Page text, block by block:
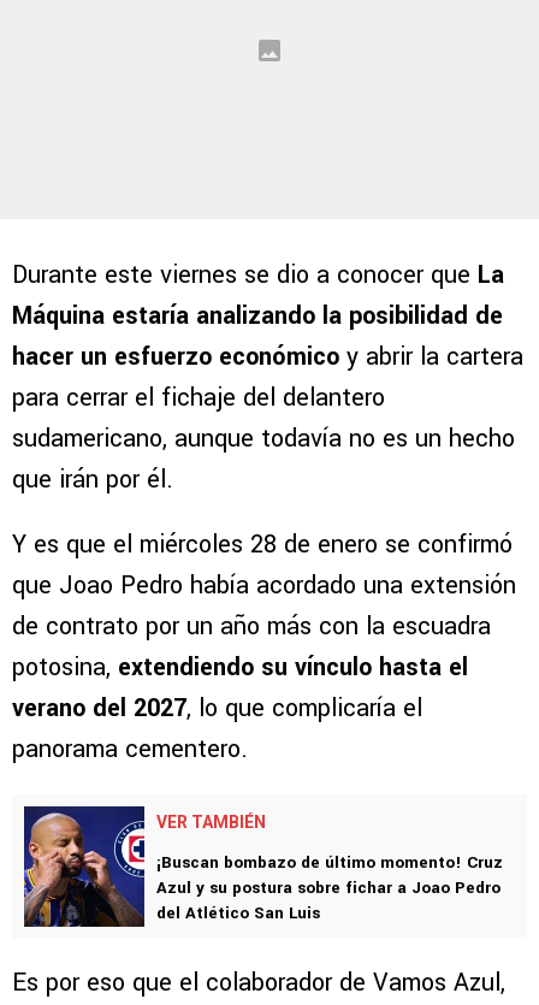
Durante este viernes se dio a conocer que La
Máquina estaría analizando la posibilidad de
hacer un esfuerzo económico y abrir la cartera
para cerrar el fichaje del delantero
sudamericano, aunque todavía no es un hecho
que irán por él.
Y es que el miércoles 28 de enero se confirmó
que Joao Pedro había acordado una extensión
de contrato por un año más con la escuadra
potosina, extendiendo su vínculo hasta el
verano del 2027, lo que complicaría el
panorama cementero.
VER TAMBIÉN
¡Buscan bombazo de último momento! Cruz
Azul y su postura sobre fichar a Joao Pedro
del Atlético San Luis
Es por eso que el colaborador de Vamos Azul,